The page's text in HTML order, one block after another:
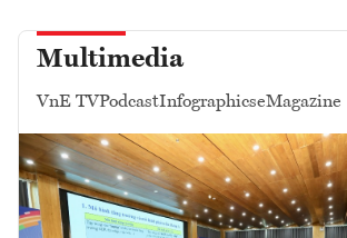
Multimedia
VnE TVPodcastInfographicseMagazine